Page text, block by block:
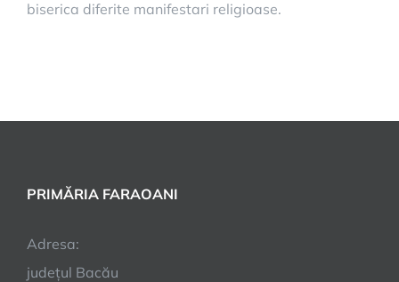
biserica diferite manifestari religioase.
PRIMĂRIA FARAOANI
Adresa:
județul Bacău